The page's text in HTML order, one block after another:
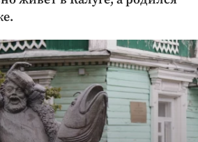
и ЖКХ